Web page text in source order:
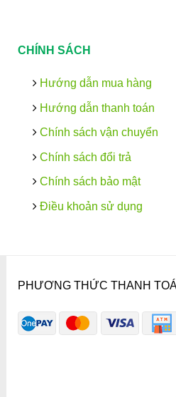
CHÍNH SÁCH
Hướng dẫn mua hàng
Hướng dẫn thanh toán
Chính sách vận chuyển
Chính sách đổi trả
Chính sách bảo mật
Điều khoản sử dụng
PHƯƠNG THỨC THANH